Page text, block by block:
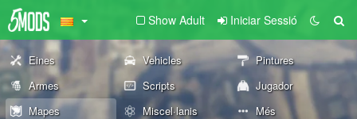
Show Adult Iniciar Sessió
Eines Vehicles
Pintures
Armes
Scripts
Jugador
Mapes
Miscel·lanis Més